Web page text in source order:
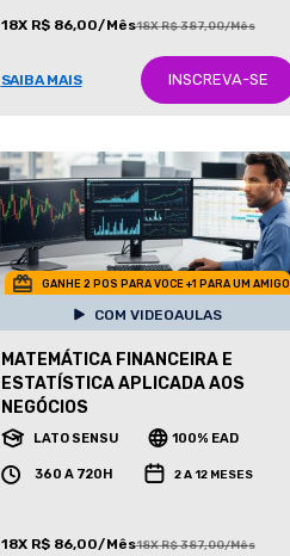
18X R$ 86,00/Mês18X R$ 387,00/Mês
SAIBA MAIS INSCREVA-SE
GANHE 2 POS PARA VOCE +1 PARA UM AMIGO
COM VIDEOAULAS
MATEMÁTICA FINANCEIRA E
ESTATÍSTICA APLICADA AOS
NEGÓCIOS
LATO SENSU 100% EAD
360 A 720H 2 A 12 MESES
18X R$ 86,00/Mês18X R$ 387,00/Mês